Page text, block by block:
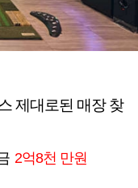
제대로된 매장 찾
2억8천 만원